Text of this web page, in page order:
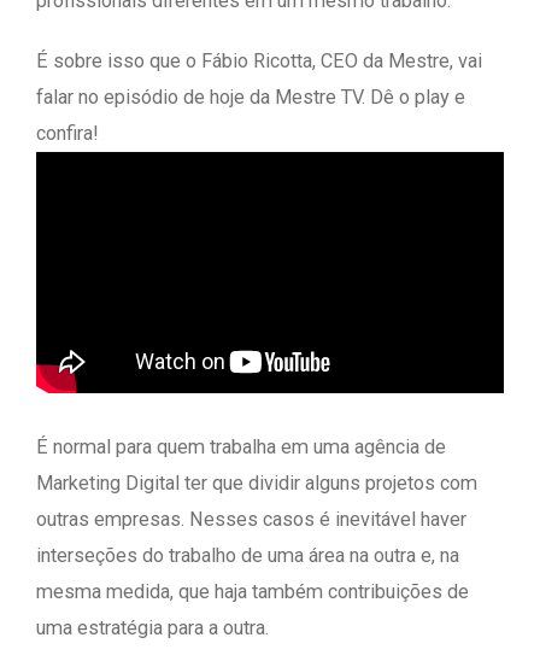
É sobre isso que o Fábio Ricotta, CEO da Mestre, vai
falar no episódio de hoje da Mestre TV. Dê o play e
confira!
É normal para quem trabalha em uma agência de
Marketing Digital ter que dividir alguns projetos com
outras empresas. Nesses casos é inevitável haver
interseções do trabalho de uma área na outra e, na
mesma medida, que haja também contribuições de
uma estratégia para a outra.